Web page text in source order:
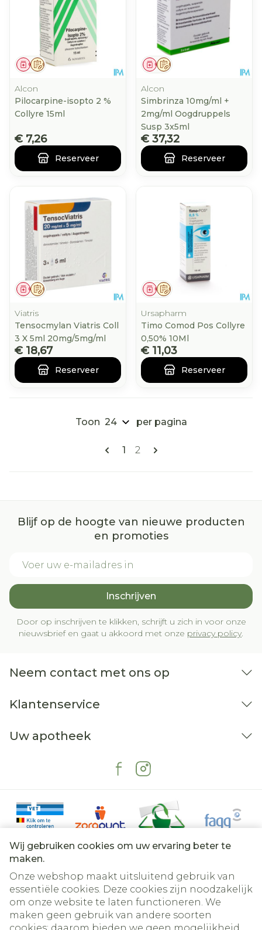
Wij gebruiken cookies om uw ervaring beter te
maken.
Onze webshop maakt uitsluitend gebruik van
essentiële cookies. Deze cookies zijn noodzakelijk
om onze website te laten functioneren. We
maken geen gebruik van andere soorten
Op voorschrift
Geneesmiddel
Alcon
Pilocarpine-isopto 2 %
Collyre 15ml
€ 7,26
Reserveer
Op voorschrift
Geneesmiddel
Alcon
Simbrinza 10mg/ml +
2mg/ml Oogdruppels
Susp 3x5ml
€ 37,32
Reserveer
Op voorschrift
Geneesmiddel
Viatris
Tensocmylan Viatris Coll
3 X 5ml 20mg/5mg/ml
€ 18,67
Reserveer
Op voorschrift
Geneesmiddel
Ursapharm
Timo Comod Pos Collyre
0,50% 10Ml
€ 11,03
Reserveer
Pagina's
U lees momenteel pagina
1 Pagina
2
Toon per pagina
Blijf op de hoogte van nieuwe producten
en promoties
Inschrijven
Door op inschrijven te klikken, schrijft u zich in voor onze
nieuwsbrief en gaat u akkoord met onze privacy policy.
Neem contact met ons op
Klantenservice
Uw apotheek
Juridische links